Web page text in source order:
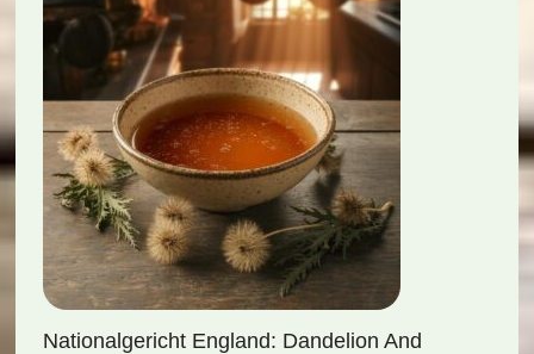
Nationalgericht England: Dandelion And